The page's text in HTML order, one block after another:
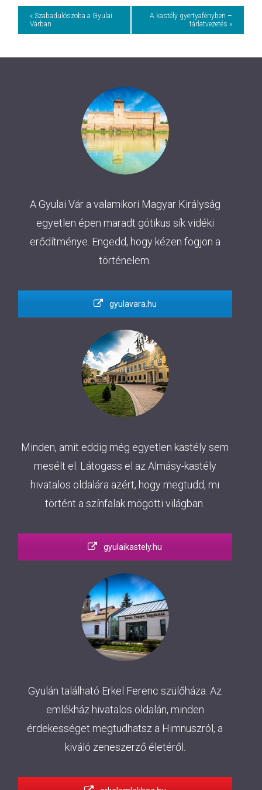
Event
Navigation
« Szabadulószoba a Gyulai
Várban
A kastély gyertyafényben –
tárlatvezetés »
A Gyulai Vár a valamikori Magyar Királyság
egyetlen épen maradt gótikus sík vidéki
erődítménye. Engedd, hogy kézen fogjon a
történelem.
gyulavara.hu
Minden, amit eddig még egyetlen kastély sem
mesélt el. Látogass el az Almásy-kastély
hivatalos oldalára azért, hogy megtudd, mi
történt a színfalak mögötti világban.
gyulaikastely.hu
Gyulán található Erkel Ferenc szülőháza. Az
emlékház hivatalos oldalán, minden
érdekességet megtudhatsz a Himnuszról, a
kiváló zeneszerző életéről.